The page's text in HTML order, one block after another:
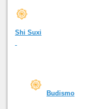
Shi Suxi
Budismo